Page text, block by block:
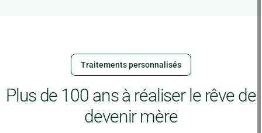
Traitements personnalisés
Plus de 100 ans à réaliser le rêve de
devenir mère